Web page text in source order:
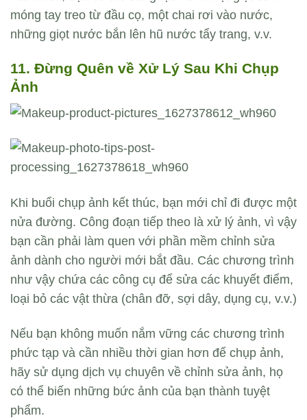
móng tay treo từ đầu cọ, một chai rơi vào nước,
những giọt nước bắn lên hũ nước tẩy trang, v.v.
11. Đừng Quên về Xử Lý Sau Khi Chụp
Ảnh
Khi buổi chụp ảnh kết thúc, bạn mới chỉ đi được một
nửa đường. Công đoạn tiếp theo là xử lý ảnh, vì vậy
bạn cần phải làm quen với phần mềm chỉnh sửa
ảnh dành cho người mới bắt đầu. Các chương trình
như vậy chứa các công cụ để sửa các khuyết điểm,
loại bỏ các vật thừa (chân đỡ, sợi dây, dụng cụ, v.v.)
Nếu bạn không muốn nắm vững các chương trình
phức tạp và cần nhiều thời gian hơn để chụp ảnh,
hãy sử dụng dịch vụ chuyên về chỉnh sửa ảnh, họ
có thể biến những bức ảnh của bạn thành tuyệt
phẩm.